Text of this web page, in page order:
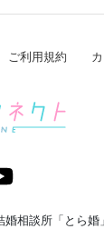
ご利用規約
相談所「とら婚」